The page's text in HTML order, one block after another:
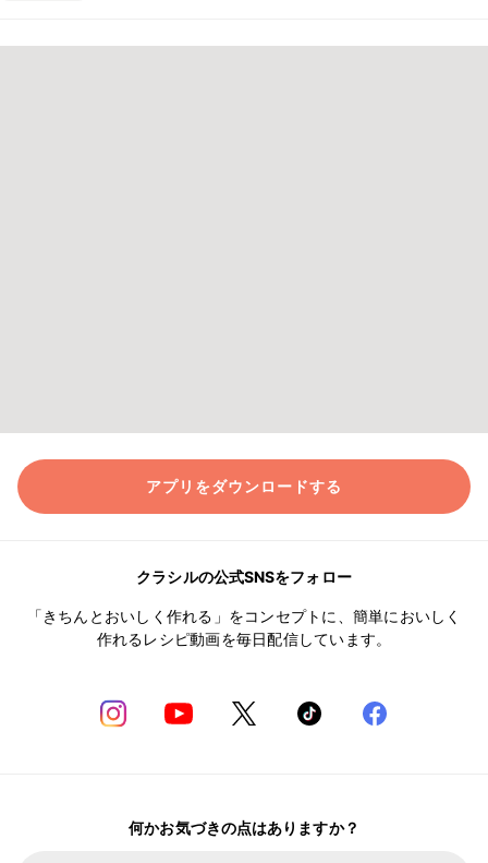
アプリをダウンロードする
クラシルの公式SNSをフォロー
「きちんとおいしく作れる」をコンセプトに、簡単においしく
作れるレシピ動画を毎日配信しています。
何かお気づきの点はありますか？